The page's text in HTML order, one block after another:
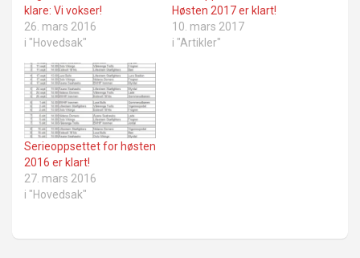
klare: Vi vokser!
26. mars 2016
i "Hovedsak"
Høsten 2017 er klart!
10. mars 2017
i "Artikler"
Serieoppsettet for høsten
2016 er klart!
27. mars 2016
i "Hovedsak"